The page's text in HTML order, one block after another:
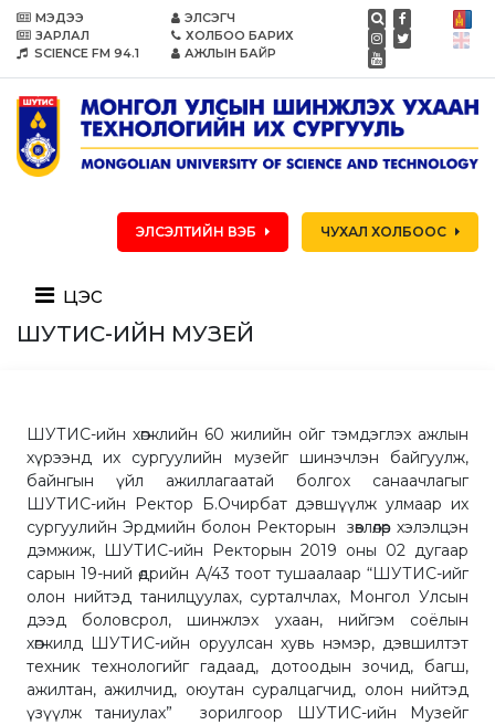
МЭДЭЭ
ЗАРЛАЛ
SCIENCE FM 94.1
ЭЛСЭГЧ
ХОЛБОО БАРИХ
АЖЛЫН БАЙР
ЭЛСЭЛТИЙН ВЭБ ЧУХАЛ ХОЛБООС
цэс
ШУТИС-ИЙН МУЗЕЙ
ШУТИС-ийн хөгжлийн 60 жилийн ойг тэмдэглэх ажлын
хүрээнд их сургуулийн музейг шинэчлэн байгуулж,
байнгын үйл ажиллагаатай болгох санаачлагыг
ШУТИС-ийн Ректор Б.Очирбат дэвшүүлж улмаар их
сургуулийн Эрдмийн болон Ректорын зөвлөлөөр хэлэлцэн
дэмжиж, ШУТИС-ийн Ректорын 2019 оны 02 дугаар
сарын 19-ний өдрийн А/43 тоот тушаалаар “ШУТИС-ийг
олон нийтэд танилцуулах, сурталчлах, Монгол Улсын
дээд боловсрол, шинжлэх ухаан, нийгэм соёлын
хөгжилд ШУТИС-ийн оруулсан хувь нэмэр, дэвшилтэт
техник технологийг гадаад, дотоодын зочид, багш,
ажилтан, ажилчид, оюутан суралцагчид, олон нийтэд
үзүүлж таниулах” зорилгоор ШУТИС-ийн Музейг